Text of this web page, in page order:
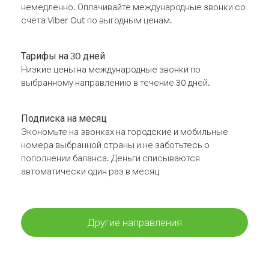
немедленно. Оплачивайте международные звонки со
счёта Viber Out по выгодным ценам.
Тарифы на 30 дней
Низкие цены на международные звонки по
выбранному направлению в течение 30 дней.
Подписка на месяц
Экономьте на звонках на городские и мобильные
номера выбранной страны и не заботьтесь о
пополнении баланса. Деньги списываются
автоматически один раз в месяц
Другие направления